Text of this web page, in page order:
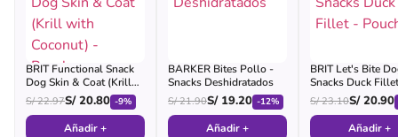
BRIT Functional Snack
Dog Skin & Coat (Krill
with Coconut) - Pouch
S/22.97S/20.80 -9%
Añadir +
BARKER Bites Pollo -
Snacks Deshidratados
S/21.90S/19.20 -12%
Añadir +
BRIT Let's Bite
Snacks Duck
Pouch
S/23.10S/20.90
Añadir +